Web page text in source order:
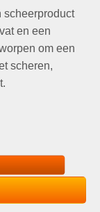
scheerproduct
en een
om een
scheren,
Bar incl. Mesje,